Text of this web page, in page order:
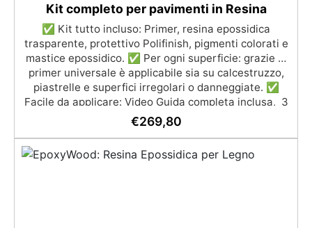
Kit completo per pavimenti in Resina
✅ Kit tutto incluso: Primer, resina epossidica
trasparente, protettivo Polifinish, pigmenti colorati e
mastice epossidico. ✅ Per ogni superficie: grazie al
primer universale è applicabile sia su calcestruzzo,
piastrelle e superfici irregolari o danneggiate. ✅
Facile da applicare: Video Guida completa inclusa, 3
semplici passaggi, dalla preparazione della superficie
alla finitura protettiva antigraffio. ✅ Risultati
professionali: Sistema autolivellante, resistente ai
raggi UV, duraturo e con finitura lucida o satinata. ✅
€269,80